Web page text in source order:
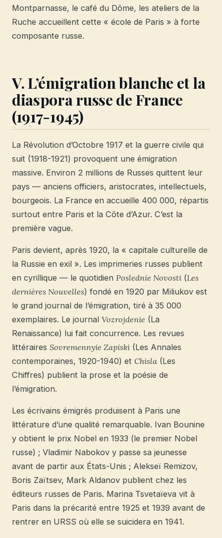
Montparnasse, le café du Dôme, les ateliers de la
Ruche accueillent cette « école de Paris » à forte
composante russe.
V. L’émigration blanche et la
diaspora russe de France
(1917-1945)
La Révolution d’Octobre 1917 et la guerre civile qui
suit (1918-1921) provoquent une émigration
massive. Environ 2 millions de Russes quittent leur
pays — anciens officiers, aristocrates, intellectuels,
bourgeois. La France en accueille 400 000, répartis
surtout entre Paris et la Côte d’Azur. C’est la
première vague.
Paris devient, après 1920, la « capitale culturelle de
la Russie en exil ». Les imprimeries russes publient
en cyrillique — le quotidien Poslednie Novosti (Les
dernières Nouvelles) fondé en 1920 par Miliukov est
le grand journal de l’émigration, tiré à 35 000
exemplaires. Le journal Vozrojdenie (La
Renaissance) lui fait concurrence. Les revues
littéraires Sovremennyie Zapiski (Les Annales
contemporaines, 1920-1940) et Chisla (Les
Chiffres) publient la prose et la poésie de
l’émigration.
Les écrivains émigrés produisent à Paris une
littérature d’une qualité remarquable. Ivan Bounine
y obtient le prix Nobel en 1933 (le premier Nobel
russe) ; Vladimir Nabokov y passe sa jeunesse
avant de partir aux États-Unis ; Alekseï Remizov,
Boris Zaïtsev, Mark Aldanov publient chez les
éditeurs russes de Paris. Marina Tsvetaïeva vit à
Paris dans la précarité entre 1925 et 1939 avant de
rentrer en URSS où elle se suicidera en 1941.